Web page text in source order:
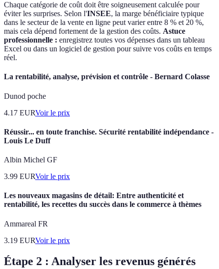
Chaque catégorie de coût doit être soigneusement calculée pour
éviter les surprises. Selon l'INSEE, la marge bénéficiaire typique
dans le secteur de la vente en ligne peut varier entre 8 % et 20 %,
mais cela dépend fortement de la gestion des coûts. Astuce
professionnelle : enregistrez toutes vos dépenses dans un tableau
Excel ou dans un logiciel de gestion pour suivre vos coûts en temps
réel.
La rentabilité, analyse, prévision et contrôle - Bernard Colasse
Dunod poche
4.17 EURVoir le prix
Réussir... en toute franchise. Sécurité rentabilité indépendance -
Louis Le Duff
Albin Michel GF
3.99 EURVoir le prix
Les nouveaux magasins de détail: Entre authenticité et
rentabilité, les recettes du succès dans le commerce à thèmes
Ammareal FR
3.19 EURVoir le prix
Étape 2 : Analyser les revenus générés